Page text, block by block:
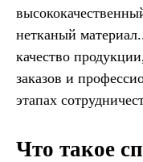
нетканый
качество
заказов и
этапах
Что такое